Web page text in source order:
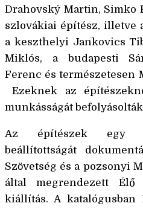
Drahovský Martin, Simko
szlovákiai építész, illetve
a keszthelyi Jankovics
Miklós, a budapesti
Ferenc és természetesen
Ezeknek az
munkásságát
Az építészek egy
beállítottságát
Szӧvetség és a pozsonyi
által megrendezett
kiállítás. A katalógusban